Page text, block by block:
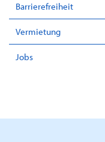
Barrierefreiheit
Vermietung
Jobs